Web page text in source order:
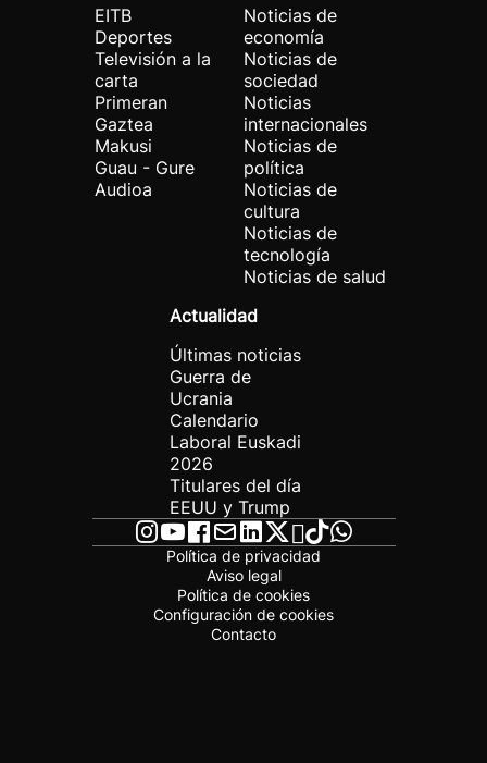
EITB
Deportes
Televisión a la
carta
Primeran
Gaztea
Makusi
Guau - Gure
Audioa
Noticias de
economía
Noticias de
sociedad
Noticias
internacionales
Noticias de
política
Noticias de
cultura
Noticias de
tecnología
Noticias de salud
Actualidad
Últimas noticias
Guerra de
Ucrania
Calendario
Laboral Euskadi
2026
Titulares del día
EEUU y Trump
Política de privacidad
Aviso legal
Política de cookies
Configuración de cookies
Contacto